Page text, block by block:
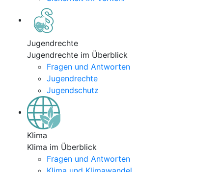
Jugendrechte
Jugendrechte im Überblick
Fragen und Antworten
Jugendrechte
Jugendschutz
Klima
Klima im Überblick
Fragen und Antworten